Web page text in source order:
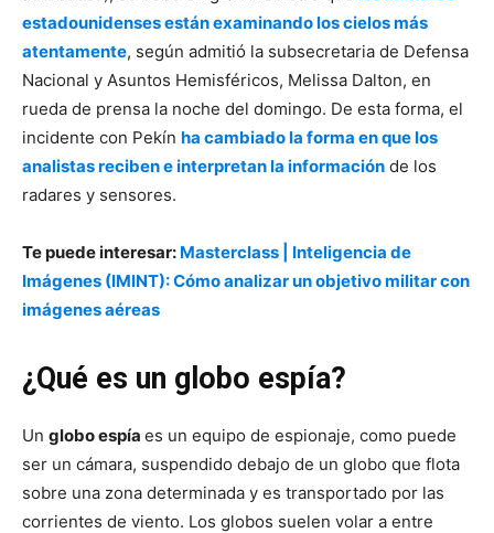
estadounidenses están examinando los cielos más
atentamente, según admitió la subsecretaria de Defensa
Nacional y Asuntos Hemisféricos, Melissa Dalton, en
rueda de prensa la noche del domingo. De esta forma, el
incidente con Pekín ha cambiado la forma en que los
analistas reciben e interpretan la información de los
radares y sensores.
Te puede interesar: Masterclass | Inteligencia de
Imágenes (IMINT): Cómo analizar un objetivo militar con
imágenes aéreas
¿Qué es un globo espía?
Un globo espía es un equipo de espionaje, como puede
ser un cámara, suspendido debajo de un globo que flota
sobre una zona determinada y es transportado por las
corrientes de viento. Los globos suelen volar a entre